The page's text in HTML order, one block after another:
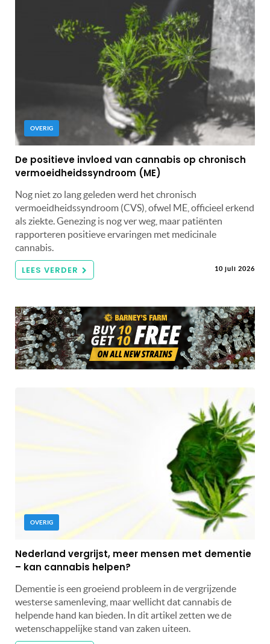
OVERIG
De positieve invloed van cannabis op chronisch
vermoeidheidssyndroom (ME)
Nog niet zo lang geleden werd het chronisch
vermoeidheidssyndroom (CVS), ofwel ME, officieel erkend
als ziekte. Genezing is nog ver weg, maar patiënten
rapporteren positieve ervaringen met medicinale
cannabis.
LEES VERDER 10 juli 2026
OVERIG
Nederland vergrijst, meer mensen met dementie
– kan cannabis helpen?
Dementie is een groeiend probleem in de vergrijzende
westerse samenleving, maar wellicht dat cannabis de
helpende hand kan bieden. In dit artikel zetten we de
wetenschappelijke stand van zaken uiteen.